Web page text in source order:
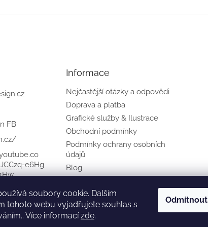
soubory cookie. Dalším
tohoto webu vyjadřujete souhlas s
Více informacízde.
Odmítnout
FB
e6Hg
Informace
Nejčastější otázky a odpovědi
Doprava a platba
Grafické služby & Ilustrace
Obchodní podmínky
Podmínky ochrany osobních
údajů
Blog
smlouvy
Moje objednávka